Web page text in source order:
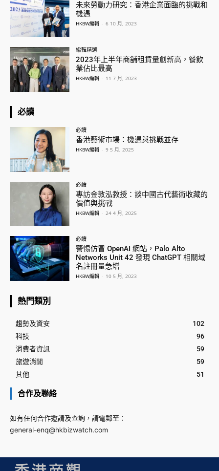
未來勞動力研究：香港企業面臨的挑戰和
機遇
HKBW編輯 - 6 10 月, 2023
編輯精選
2023年上半年商舖租賃量創新高，餐飲
業佔比最高
HKBW編輯 - 11 7 月, 2023
必讀
必讀
香港藝術市場：機遇與挑戰並存
HKBW編輯 - 9 5 月, 2025
必讀
專訪金敦泓教授：談中國古代藝術收藏的
價值與挑戰
HKBW編輯 - 24 4 月, 2025
必讀
警惕仿冒 OpenAI 網站，Palo Alto
Networks Unit 42 發現 ChatGPT 相關域
名註冊量急增
HKBW編輯 - 10 5 月, 2023
熱門類別
趨勢及資安
102
科技
96
消費者資訊
59
旅遊消閒
59
其他
51
合作及聯絡
如有任何合作邀請及查詢，請電郵至：
general-enq@hkbizwatch.com